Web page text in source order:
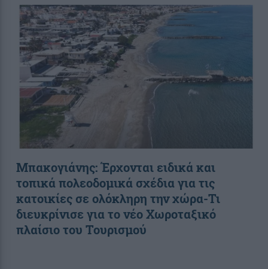
Μπακογιάνης: Έρχονται ειδικά και
τοπικά πολεοδομικά σχέδια για τις
κατοικίες σε ολόκληρη την χώρα-Τι
διευκρίνισε για το νέο Χωροταξικό
πλαίσιο του Τουρισμού